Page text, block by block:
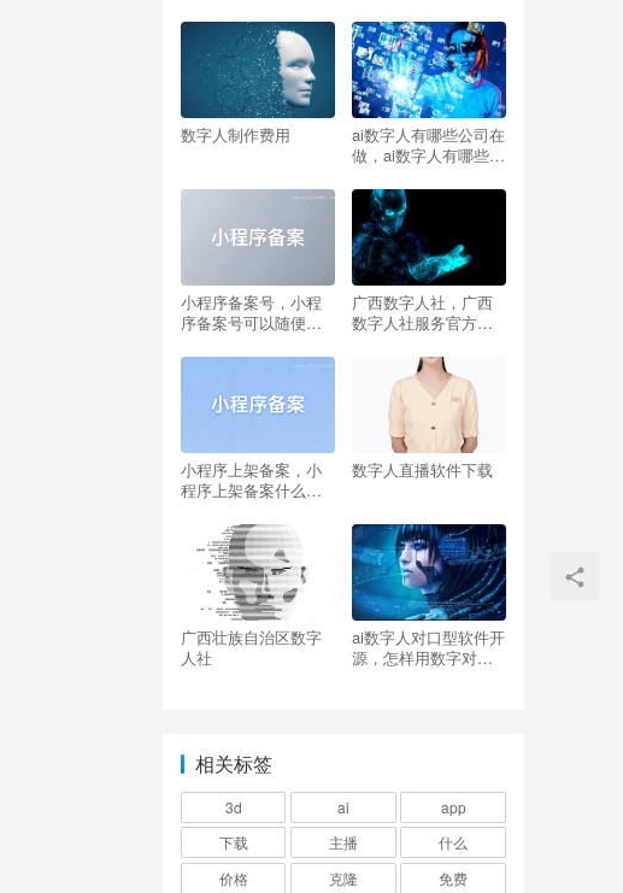
案
数字人制作费用
ai数字人有哪些公司在
做，ai数字人有哪些公
小程序备案号，小程
序备案号可以随便查
广西数字人社，广西
数字人社服务官方网
小程序上架备案，小
程序上架备案什么意
数字人直播软件下载
广西壮族自治区数字
人社
ai数字人对口型软件开
源，怎样用数字对口
相关标签
3d ai
app
下载
主播
什么
价格
克隆 免费